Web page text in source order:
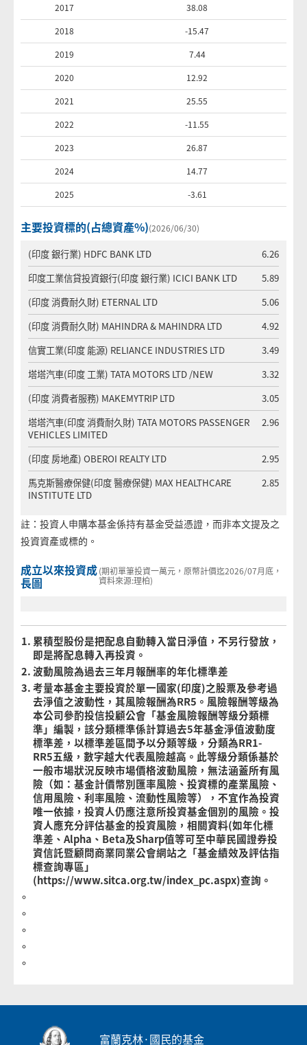
2017
38.08
2018
-15.47
2019
7.44
2020
12.92
2021
25.55
2022
-11.55
2023
26.87
2024
14.77
2025
-3.61
主要投資標的(占總資產%)(2026/06/30)
(印度 銀行業) HDFC BANK LTD
6.26
印度工業信貸投資銀行(印度 銀行業) ICICI BANK LTD
5.89
(印度 消費耐久財) ETERNAL LTD
5.06
(印度 消費耐久財) MAHINDRA & MAHINDRA LTD
4.92
信實工業(印度 能源) RELIANCE INDUSTRIES LTD
3.49
塔塔汽車(印度 工業) TATA MOTORS LTD /NEW
3.32
(印度 消費者服務) MAKEMYTRIP LTD
3.05
塔塔汽車(印度 消費耐久財) TATA MOTORS PASSENGER
VEHICLES LIMITED
2.96
(印度 房地產) OBEROI REALTY LTD
2.95
馬克斯醫療保健(印度 醫療保健) MAX HEALTHCARE
INSTITUTE LTD
2.85
註：投資人申購本基金係持有基金受益憑證，而非本文提及之
投資資產或標的。
成立以來投資成
長圖
(期初單筆投資一萬元，原幣計價迄2026/07月底，
資料來源:理柏)
累積型股份是把配息自動轉入當日淨值，不另行發放，
即是將配息轉入再投資。
波動風險為過去三年月報酬率的年化標準差
考量本基金主要投資於單一國家(印度)之股票及參考過
去淨值之波動性，其風險報酬為RR5。風險報酬等級為
本公司參酌投信投顧公會「基金風險報酬等級分類標
準」編製，該分類標準係計算過去5年基金淨值波動度
標準差，以標準差區間予以分類等級，分類為RR1-
RR5五級，數字越大代表風險越高。此等級分類係基於
一般市場狀況反映市場價格波動風險，無法涵蓋所有風
險（如：基金計價幣別匯率風險、投資標的產業風險、
信用風險、利率風險、流動性風險等），不宜作為投資
唯一依據，投資人仍應注意所投資基金個別的風險。投
資人應充分評估基金的投資風險，相關資料(如年化標
準差、Alpha、Beta及Sharp值等可至中華民國證券投
資信託暨顧問商業同業公會網站之「基金績效及評估指
標查詢專區」
(https://www.sitca.org.tw/index_pc.aspx)查詢。
富蘭克林·國民的基金